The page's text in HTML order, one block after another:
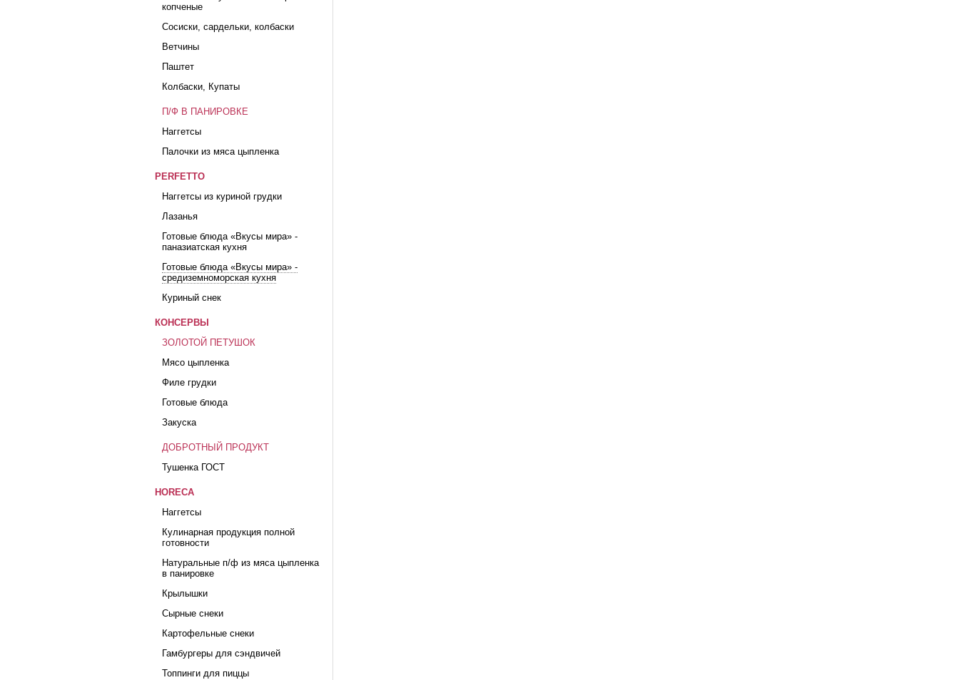
копченые
Сосиски, сардельки, колбаски
Ветчины
Паштет
Колбаски, Купаты
П/Ф В ПАНИРОВКЕ
Наггетсы
Палочки из мяса цыпленка
PERFETTO
Наггетсы из куриной грудки
Лазанья
Готовые блюда «Вкусы мира» -
паназиатская кухня
Готовые блюда «Вкусы мира» -
средиземноморская кухня
Куриный снек
КОНСЕРВЫ
ЗОЛОТОЙ ПЕТУШОК
Мясо цыпленка
Филе грудки
Готовые блюда
Закуска
ДОБРОТНЫЙ ПРОДУКТ
Тушенка ГОСТ
HORECA
Наггетсы
Кулинарная продукция полной
готовности
Натуральные п/ф из мяса цыпленка
в панировке
Крылышки
Сырные снеки
Картофельные снеки
Гамбургеры для сэндвичей
Топпинги для пиццы